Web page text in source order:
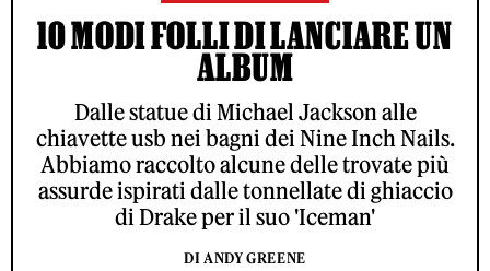
10 MODI FOLLI DI LANCIARE UN
ALBUM
Dalle statue di Michael Jackson alle
chiavette usb nei bagni dei Nine Inch Nails.
Abbiamo raccolto alcune delle trovate più
assurde ispirati dalle tonnellate di ghiaccio
di Drake per il suo 'Iceman'
DI ANDY GREENE